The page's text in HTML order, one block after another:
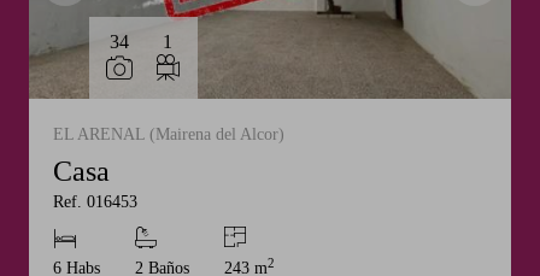
34 1
EL ARENAL (Mairena del Alcor)
Casa
Ref. 016453
6 Habs 2 Baños 243 m2